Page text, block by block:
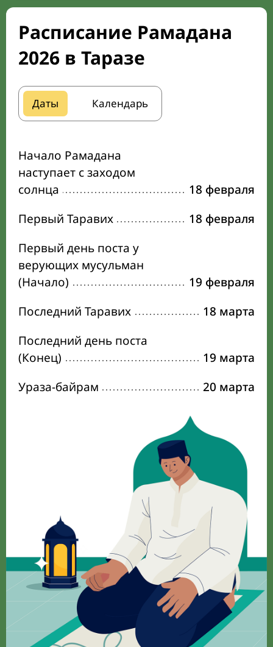
Расписание Рамадана
2026 в Таразе
Даты Календарь
Начало Рамадана
наступает с заходом
солнца
18 февраля
Первый Таравих
18 февраля
Первый день поста у
верующих мусульман
(Начало)
19 февраля
Последний Таравих
18 марта
Последний день поста
(Конец)
19 марта
Ураза-байрам
20 марта